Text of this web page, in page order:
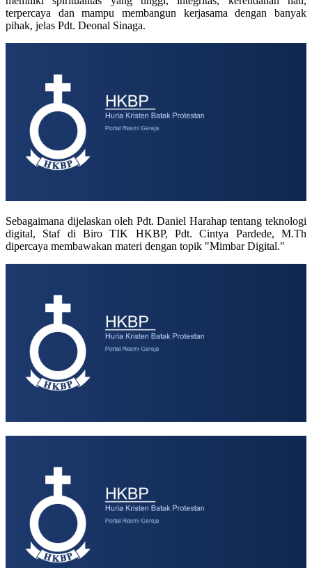
terpercaya dan mampu membangun kerjasama dengan banyak
pihak, jelas Pdt. Deonal Sinaga.
Sebagaimana dijelaskan oleh Pdt. Daniel Harahap tentang teknologi
digital, Staf di Biro TIK HKBP, Pdt. Cintya Pardede, M.Th
dipercaya membawakan materi dengan topik "Mimbar Digital."